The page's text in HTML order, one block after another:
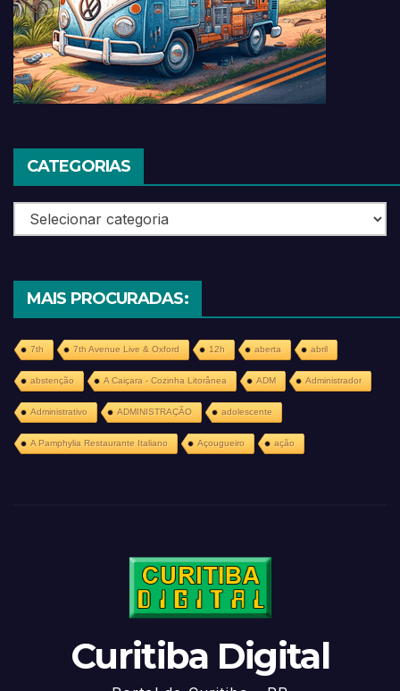
CATEGORIAS
Categorias
MAIS PROCURADAS:
7th 7th Avenue Live & Oxford 12h aberta abril
abstenção A Caiçara - Cozinha Litorânea ADM Administrador
Administrativo ADMINISTRAÇÃO adolescente
A Pamphylia Restaurante Italiano Açougueiro ação
Curitiba Digital